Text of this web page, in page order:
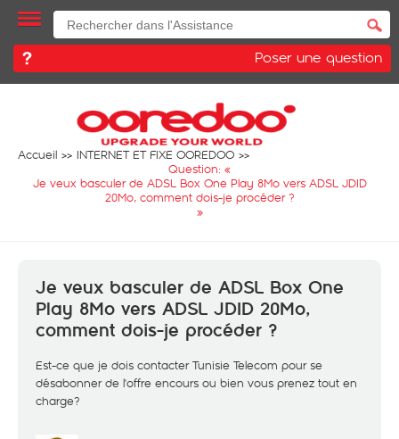
Poser une question
Accueil
INTERNET ET FIXE OOREDOO
Question: «
Je veux basculer de ADSL Box One Play 8Mo vers ADSL JDID
20Mo, comment dois-je procéder ?
»
Je veux basculer de ADSL Box One
Play 8Mo vers ADSL JDID 20Mo,
comment dois-je procéder ?
Est-ce que je dois contacter Tunisie Telecom pour se
désabonner de l'offre encours ou bien vous prenez tout en
charge?